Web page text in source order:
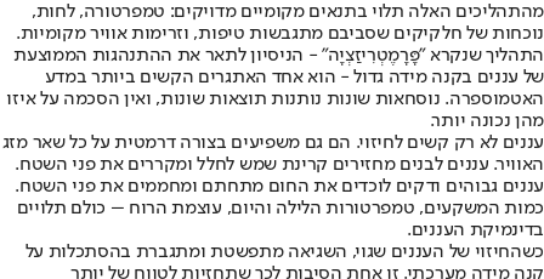
מהתהליכים האלה תלוי בתנאים מקומיים מדויקים: טמפרטורה, לחות,
נוכחות של חלקיקים שסביבם מתגבשות טיפות, וזרימות אוויר מקומיות.
התהליך שנקרא "פָּרָמֶטְרִיזַצְיָה" - הניסיון לתאר את ההתנהגות הממוצעת
של עננים בקנה מידה גדול - הוא אחד האתגרים הקשים ביותר במדע
האטמוספרה. נוסחאות שונות נותנות תוצאות שונות, ואין הסכמה על איזו
מהן נכונה יותר.
עננים לא רק קשים לחיזוי. הם גם משפיעים בצורה דרמטית על כל שאר מזג
האוויר. עננים לבנים מחזירים קרינת שמש לחלל ומקררים את פני השטח.
עננים גבוהים ודקים לוכדים את החום מתחתם ומחממים את פני השטח.
כמות המשקעים, טמפרטורות הלילה והיום, עוצמת הרוח – כולם תלויים
בדינמיקת העננים.
כשהחיזוי של העננים שגוי, השגיאה מתפשטת ומתגברת בהסתכלות על
קנה מידה מערכתי. זו אחת הסיבות לכך שתחזיות לטווח של יותר